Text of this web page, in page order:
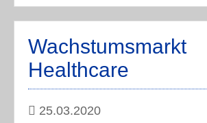
Wachstumsmarkt
Healthcare
25.03.2020